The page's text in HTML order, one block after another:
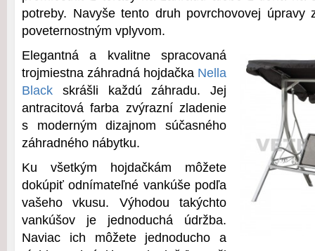
potreby. Navyše tento druh povrchovovej úpravy
poveternostným vplyvom.
Elegantná a kvalitne spracovaná
trojmiestna záhradná hojdačka Nella
Black skrášli každú záhradu. Jej
antracitová farba zvýrazní zladenie
s moderným dizajnom súčasného
záhradného nábytku.
Ku všetkým hojdačkám môžete
dokúpiť odnímateľné vankúše podľa
vašeho vkusu. Výhodou takýchto
vankúšov je jednoduchá údržba.
Naviac ich môžete jednoducho a